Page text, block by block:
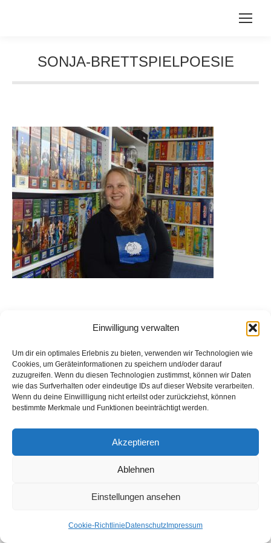
Einwilligung verwalten
Um dir ein optimales Erlebnis zu bieten, verwenden wir Technologien wie
Cookies, um Geräteinformationen zu speichern und/oder darauf
zuzugreifen. Wenn du diesen Technologien zustimmst, können wir Daten
wie das Surfverhalten oder eindeutige IDs auf dieser Website verarbeiten.
Wenn du deine Einwillligung nicht erteilst oder zurückziehst, können
bestimmte Merkmale und Funktionen beeinträchtigt werden.
Akzeptieren
Ablehnen
Einstellungen ansehen
Cookie-Richtlinie Datenschutz Impressum
SONJA-BRETTSPIELPOESIE